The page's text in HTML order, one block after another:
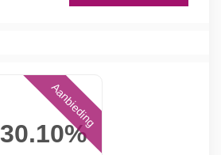
30.10%
Aanbieding